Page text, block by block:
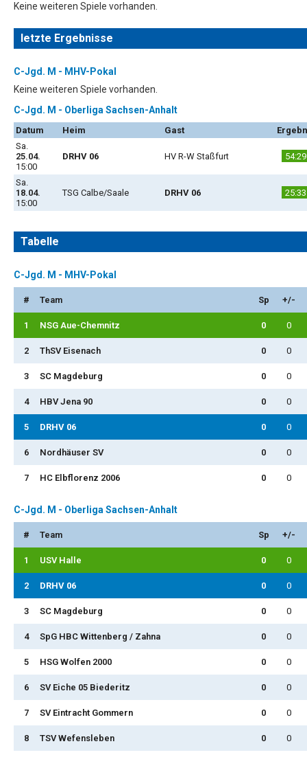
Keine weiteren Spiele vorhanden.
letzte Ergebnisse
C-Jgd. M - MHV-Pokal
Keine weiteren Spiele vorhanden.
C-Jgd. M - Oberliga Sachsen-Anhalt
Datum Heim Gast
Sa.
25.04.
15:00
DRHV 06 HV R-W Staßfurt 54:29
Sa.
18.04.
15:00
TSG Calbe/Saale DRHV 06 25:33
Tabelle
C-Jgd. M - MHV-Pokal
# Team Sp +/-
1 NSG Aue-Chemnitz 0 0
2 ThSV Eisenach 0 0
3 SC Magdeburg 0 0
4 HBV Jena 90 0 0
5 DRHV 06 0 0
6 Nordhäuser SV 0 0
7 HC Elbflorenz 2006 0 0
C-Jgd. M - Oberliga Sachsen-Anhalt
# Team Sp +/-
1 USV Halle 0 0
2 DRHV 06 0 0
3 SC Magdeburg 0 0
4 SpG HBC Wittenberg / Zahna 0 0
5 HSG Wolfen 2000 0 0
6 SV Eiche 05 Biederitz 0 0
7 SV Eintracht Gommern 0 0
8 TSV Wefensleben 0 0